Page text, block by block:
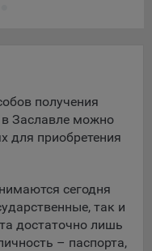
получения
Заславле можно
для приобретения
сегодня
так и
достаточно лишь
– паспорта,